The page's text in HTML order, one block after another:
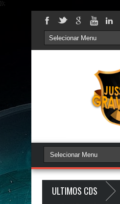
});
ULTIMOS CDS
17.0 - A PLAYLIST DOS